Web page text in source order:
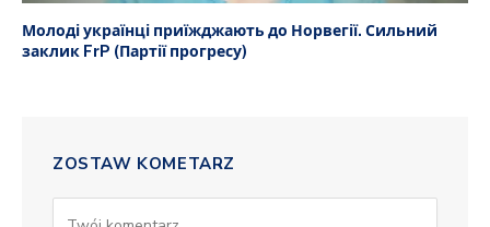
Молоді українці приїжджають до Норвегії. Сильний
заклик FrP (Партії прогресу)
ZOSTAW KOMETARZ